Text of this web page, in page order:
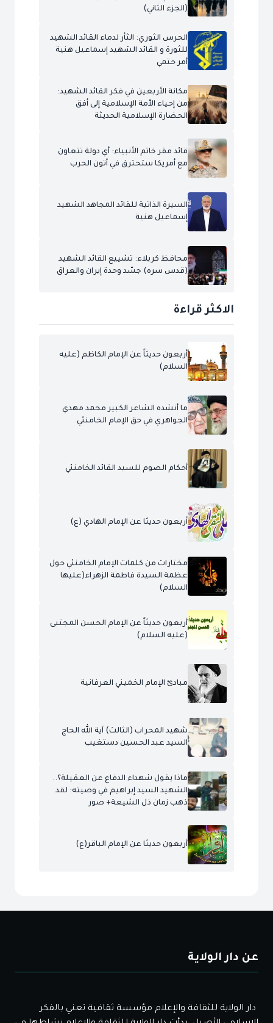
(الجزء الثاني)
الحرس الثوري: الثأر لدماء القائد الشهيد
للثورة و القائد الشهيد إسماعيل هنية
أمر حتمي
مكانة الأربعين في فكر القائد الشهيد:
من إحياء الأمة الإسلامية إلى أفق
الحضارة الإسلامية الحديثة
قائد مقر خاتم الأنبياء: أي دولة تتعاون
مع أمريكا ستحترق في أتون الحرب
السيرة الذاتية للقائد المجاهد الشهيد
إسماعيل هنية
محافظ كربلاء: تشييع القائد الشهيد
(قدس سره) جسّد وحدة إيران والعراق
الاكثر قراءة
أربعون حديثاً عن الإمام الكاظم (عليه
السلام)
ما أنشده الشاعر الكبير محمد مهدي
الجواهري في حق الإمام الخامنئي
أحكام الصوم للسيد القائد الخامنئي
أربعون حديثا عن الإمام الهادي (ع)
مختارات من كلمات الإمام الخامنئي حول
عظمة السيدة فاطمة الزهراء(عليها
السلام)
أربعون حديثاً عن الإمام الحسن المجتبى
(عليه السلام)
مبادئ الإمام الخميني العرفانية
شهيد المحراب (الثالث) آية الله الحاج
السيد عبد الحسين دستغيب
ماذا يقول شهداء الدفاع عن العقيلة؟..
الشهيد السيد إبراهيم في وصيته: لقد
ذهب زمان ذل الشيعة+ صور
أربعون حديثا عن الإمام الباقر(ع)
عن دار الولاية
دار الولاية للثقافة والإعلام مؤسسة ثقافية تعني بالفكر